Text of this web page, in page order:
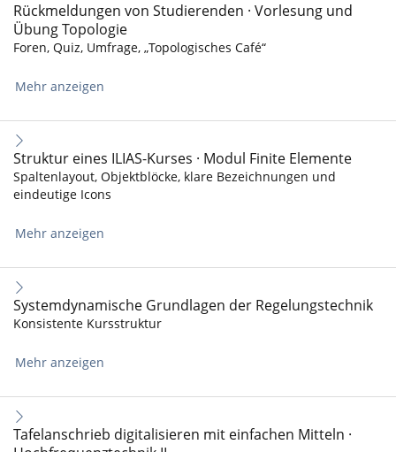
Rückmeldungen von Studierenden · Vorlesung und
Übung Topologie
Foren, Quiz, Umfrage, „Topologisches Café“
Mehr anzeigen
Struktur eines ILIAS-Kurses · Modul Finite Elemente
Spaltenlayout, Objektblöcke, klare Bezeichnungen und
eindeutige Icons
Mehr anzeigen
Systemdynamische Grundlagen der Regelungstechnik
Konsistente Kursstruktur
Mehr anzeigen
Tafelanschrieb digitalisieren mit einfachen Mitteln ·